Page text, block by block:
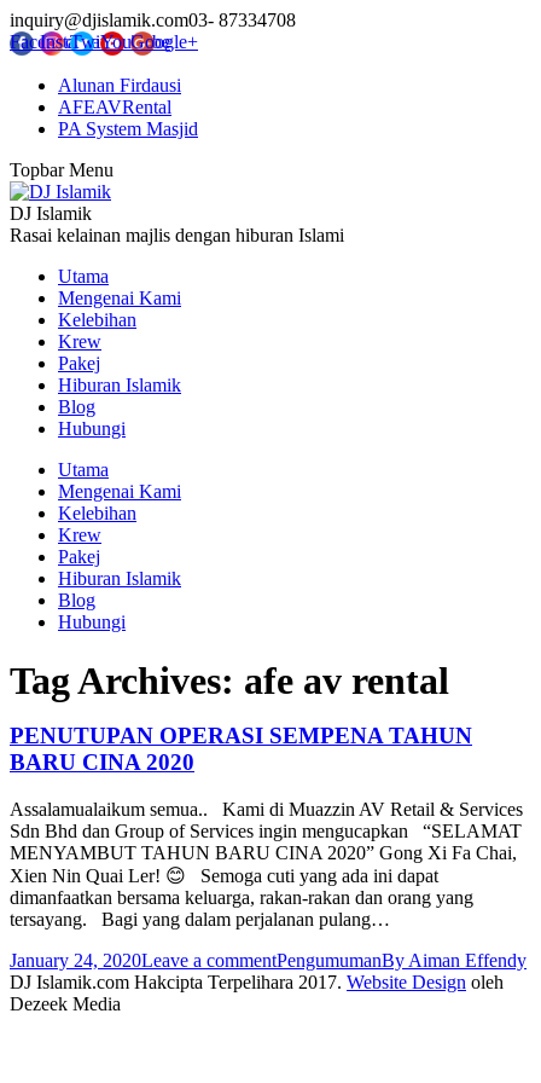
inquiry@djislamik.com03- 87334708
Facebook
Instagram
TwitterYouTube
Google+
Alunan Firdausi
AFEAVRental
PA System Masjid
Topbar Menu
DJ Islamik
Rasai kelainan majlis dengan hiburan Islami
Utama
Mengenai Kami
Kelebihan
Krew
Pakej
Hiburan Islamik
Blog
Hubungi
Utama
Mengenai Kami
Kelebihan
Krew
Pakej
Hiburan Islamik
Blog
Hubungi
Tag Archives: afe av rental
PENUTUPAN OPERASI SEMPENA TAHUN
BARU CINA 2020
Assalamualaikum semua.. Kami di Muazzin AV Retail & Services
Sdn Bhd dan Group of Services ingin mengucapkan “SELAMAT
MENYAMBUT TAHUN BARU CINA 2020” Gong Xi Fa Chai,
Xien Nin Quai Ler! 😊 Semoga cuti yang ada ini dapat
dimanfaatkan bersama keluarga, rakan-rakan dan orang yang
tersayang. Bagi yang dalam perjalanan pulang…
January 24, 2020Leave a commentPengumumanBy Aiman Effendy
DJ Islamik.com Hakcipta Terpelihara 2017. Website Design oleh
Dezeek Media